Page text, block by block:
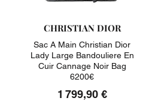
CHRISTIAN DIOR
Sac A Main Christian Dior
Lady Large Bandouliere En
Cuir Cannage Noir Bag
6200€
1 799,90 €